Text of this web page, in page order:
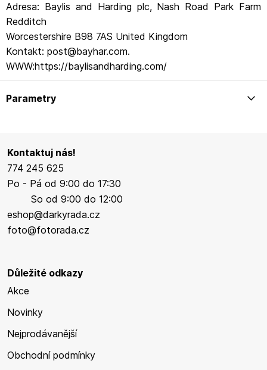
Adresa: Baylis and Harding plc, Nash Road Park Farm
Redditch
Worcestershire B98 7AS United Kingdom
Kontakt: post@bayhar.com.
WWW:https://baylisandharding.com/
Parametry
Kontaktuj nás!
774 245 625
Po - Pá od 9:00 do 17:30
So od 9:00 do 12:00
eshop@darkyrada.cz
foto@fotorada.cz
Důležité odkazy
Akce
Novinky
Nejprodávanější
Obchodní podmínky